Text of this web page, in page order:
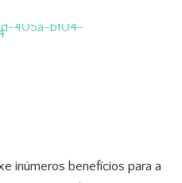
inúmeros benefícios para a